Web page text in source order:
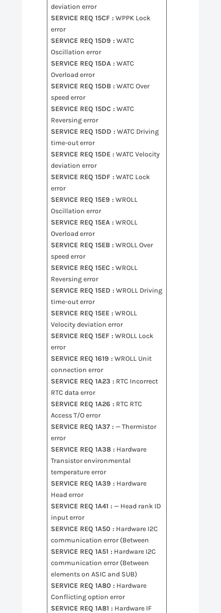
deviation error
SERVICE REQ 15CF : WPPK Lock
error
SERVICE REQ 15D9 : WATC
Oscillation error
SERVICE REQ 15DA : WATC
Overload error
SERVICE REQ 15DB : WATC Over
speed error
SERVICE REQ 15DC : WATC
Reversing error
SERVICE REQ 15DD : WATC Driving
time-out error
SERVICE REQ 15DE : WATC Velocity
deviation error
SERVICE REQ 15DF : WATC Lock
error
SERVICE REQ 15E9 : WROLL
Oscillation error
SERVICE REQ 15EA : WROLL
Overload error
SERVICE REQ 15EB : WROLL Over
speed error
SERVICE REQ 15EC : WROLL
Reversing error
SERVICE REQ 15ED : WROLL Driving
time-out error
SERVICE REQ 15EE : WROLL
Velocity deviation error
SERVICE REQ 15EF : WROLL Lock
error
SERVICE REQ 1619 : WROLL Unit
connection error
SERVICE REQ 1A23 : RTC Incorrect
RTC data error
SERVICE REQ 1A26 : RTC RTC
Access T/O error
SERVICE REQ 1A37 : — Thermistor
error
SERVICE REQ 1A38 : Hardware
Transistor environmental
temperature error
SERVICE REQ 1A39 : Hardware
Head error
SERVICE REQ 1A41 : — Head rank ID
input error
SERVICE REQ 1A50 : Hardware I2C
communication error (Between
SERVICE REQ 1A51 : Hardware I2C
communication error (Between
elements on ASIC and SUB)
SERVICE REQ 1A80 : Hardware
Conflicting option error
SERVICE REQ 1A81 : Hardware IF